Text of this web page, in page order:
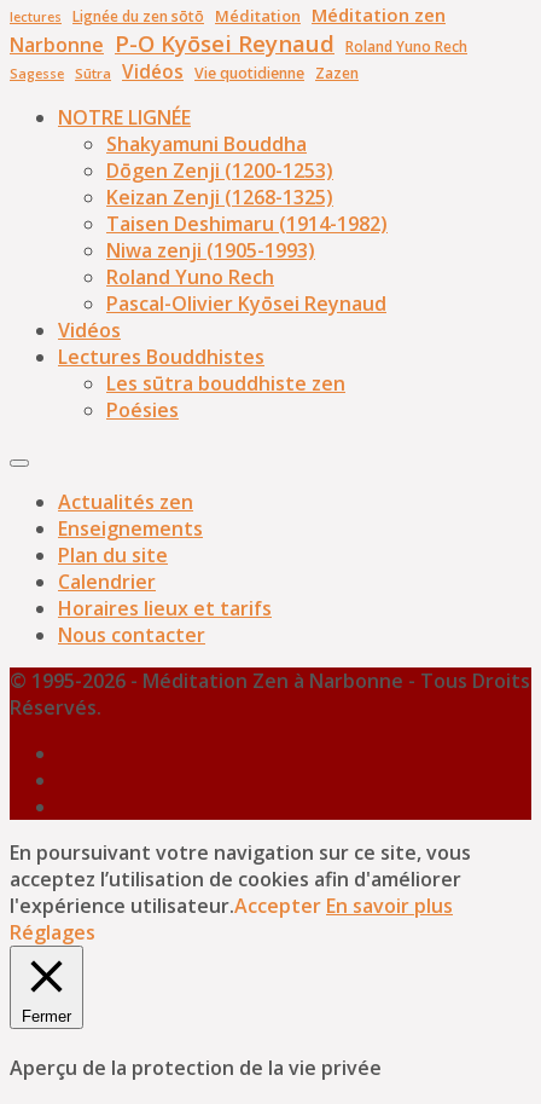
lectures Lignée du zen sōtō Méditation Méditation zen
Narbonne P-O Kyōsei Reynaud Roland Yuno Rech
Sagesse Sūtra Vidéos Vie quotidienne Zazen
NOTRE LIGNÉE
Shakyamuni Bouddha
Dōgen Zenji (1200-1253)
Keizan Zenji (1268-1325)
Taisen Deshimaru (1914-1982)
Niwa zenji (1905-1993)
Roland Yuno Rech
Pascal-Olivier Kyōsei Reynaud
Vidéos
Lectures Bouddhistes
Les sūtra bouddhiste zen
Poésies
Actualités zen
Enseignements
Plan du site
Calendrier
Horaires lieux et tarifs
Nous contacter
© 1995-2026 - Méditation Zen à Narbonne - Tous Droits
Réservés.
En poursuivant votre navigation sur ce site, vous
acceptez l’utilisation de cookies afin d'améliorer
l'expérience utilisateur.Accepter En savoir plus
Réglages
Fermer
Aperçu de la protection de la vie privée